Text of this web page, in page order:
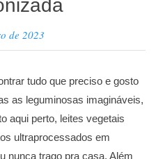
de 2023
tudo que preciso e gosto
as leguminosas imagináveis,
aqui perto, leites vegetais
ultraprocessados em
nunca trago pra casa. Além